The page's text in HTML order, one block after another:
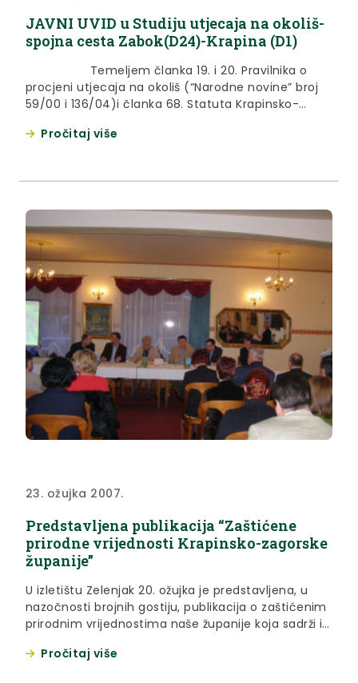
JAVNI UVID u Studiju utjecaja na okoliš-
spojna cesta Zabok(D24)-Krapina (D1)
Temeljem članka 19. i 20. Pravilnika o
procjeni utjecaja na okoliš (“Narodne novine” broj
59/00 i 136/04)i članka 68. Statuta Krapinsko-
zagorske županije” broj 13/01), objavljuje se J A V
Pročitaj više
23. ožujka 2007.
Predstavljena publikacija “Zaštićene
prirodne vrijednosti Krapinsko-zagorske
županije”
U izletištu Zelenjak 20. ožujka je predstavljena, u
nazočnosti brojnih gostiju, publikacija o zaštićenim
prirodnim vrijednostima naše županije koja sadrži i
Ivana Martinića.
Pročitaj više